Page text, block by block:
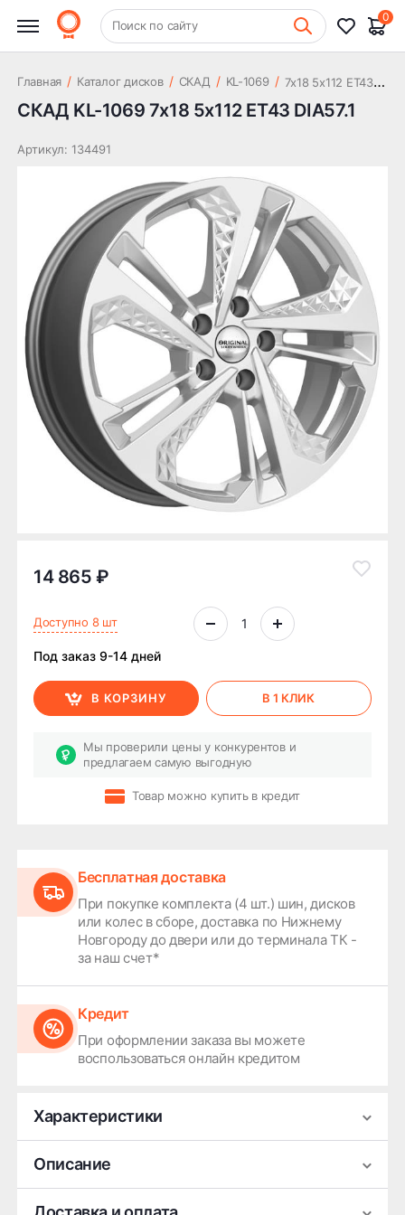
+7 (831) 261-35-35 Шиномонтаж
Поиск по сайту
0
Главная / Каталог дисков / СКАД / KL-1069 / 7
x18 5x112 ET43 DIA57.1
СКАД KL-1069 7x18 5x112 ET43 DIA57.1
Артикул: 134491
14 865 ₽
Доступно 8 шт
Под заказ 9-14 дней
В КОРЗИНУ В 1 КЛИК
Мы проверили цены у конкурентов и
предлагаем самую выгодную
Товар можно купить в кредит
Бесплатная доставка
При покупке комплекта (4 шт.) шин, дисков
или колес в сборе, доставка по Нижнему
Новгороду до двери или до терминала ТК -
за наш счет*
Кредит
При оформлении заказа вы можете
воспользоваться онлайн кредитом
Характеристики
Производитель
Ширина
7
Диаметр
18
Описание
Легковой литой диск СКАД KL-1069 (диаметр 18